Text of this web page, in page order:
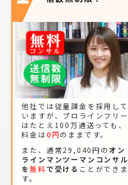
他社では従量課金を採用して
いますが、プロラインフリー
はたとえ100万通送っても、
料金は 0円のままです。
また、通常29,040円のオン
ラインマンツーマンコンサル
を無料で受ける ことができま
す。